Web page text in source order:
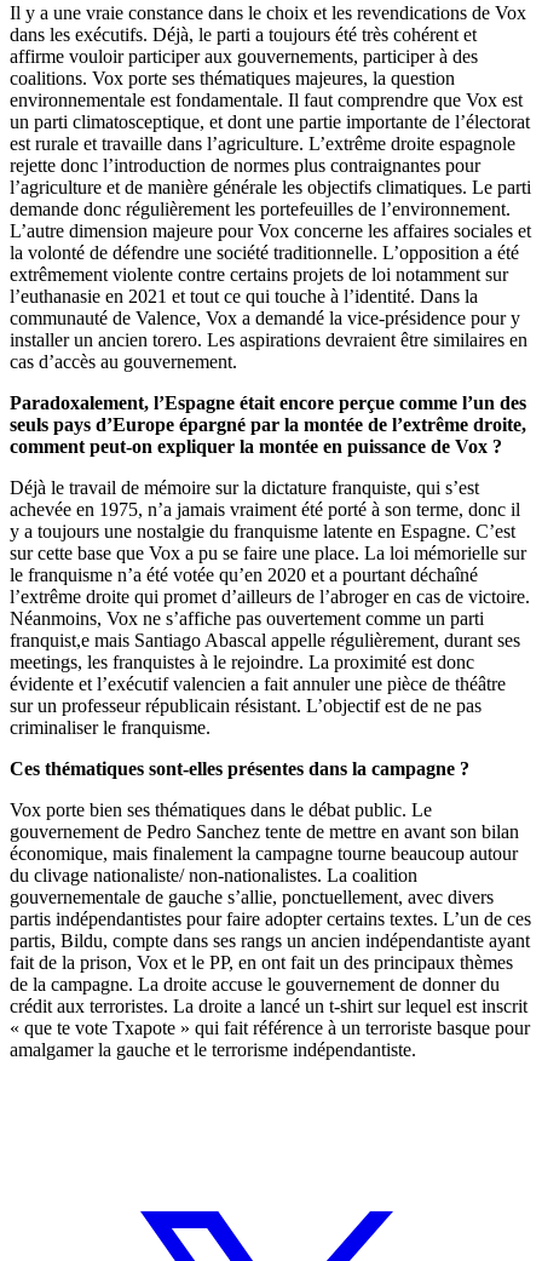
Il y a une vraie constance dans le choix et les revendications de Vox
dans les exécutifs. Déjà, le parti a toujours été très cohérent et
affirme vouloir participer aux gouvernements, participer à des
coalitions. Vox porte ses thématiques majeures, la question
environnementale est fondamentale. Il faut comprendre que Vox est
un parti climatosceptique, et dont une partie importante de l’électorat
est rurale et travaille dans l’agriculture. L’extrême droite espagnole
rejette donc l’introduction de normes plus contraignantes pour
l’agriculture et de manière générale les objectifs climatiques. Le parti
demande donc régulièrement les portefeuilles de l’environnement.
L’autre dimension majeure pour Vox concerne les affaires sociales et
la volonté de défendre une société traditionnelle. L’opposition a été
extrêmement violente contre certains projets de loi notamment sur
l’euthanasie en 2021 et tout ce qui touche à l’identité. Dans la
communauté de Valence, Vox a demandé la vice-présidence pour y
installer un ancien torero. Les aspirations devraient être similaires en
cas d’accès au gouvernement.
Paradoxalement, l’Espagne était encore perçue comme l’un des
seuls pays d’Europe épargné par la montée de l’extrême droite,
comment peut-on expliquer la montée en puissance de Vox ?
Déjà le travail de mémoire sur la dictature franquiste, qui s’est
achevée en 1975, n’a jamais vraiment été porté à son terme, donc il
y a toujours une nostalgie du franquisme latente en Espagne. C’est
sur cette base que Vox a pu se faire une place. La loi mémorielle sur
le franquisme n’a été votée qu’en 2020 et a pourtant déchaîné
l’extrême droite qui promet d’ailleurs de l’abroger en cas de victoire.
Néanmoins, Vox ne s’affiche pas ouvertement comme un parti
franquist,e mais Santiago Abascal appelle régulièrement, durant ses
meetings, les franquistes à le rejoindre. La proximité est donc
évidente et l’exécutif valencien a fait annuler une pièce de théâtre
sur un professeur républicain résistant. L’objectif est de ne pas
criminaliser le franquisme.
Ces thématiques sont-elles présentes dans la campagne ?
Vox porte bien ses thématiques dans le débat public. Le
gouvernement de Pedro Sanchez tente de mettre en avant son bilan
économique, mais finalement la campagne tourne beaucoup autour
du clivage nationaliste/ non-nationalistes. La coalition
gouvernementale de gauche s’allie, ponctuellement, avec divers
partis indépendantistes pour faire adopter certains textes. L’un de ces
partis, Bildu, compte dans ses rangs un ancien indépendantiste ayant
fait de la prison, Vox et le PP, en ont fait un des principaux thèmes
de la campagne. La droite accuse le gouvernement de donner du
crédit aux terroristes. La droite a lancé un t-shirt sur lequel est inscrit
« que te vote Txapote » qui fait référence à un terroriste basque pour
amalgamer la gauche et le terrorisme indépendantiste.